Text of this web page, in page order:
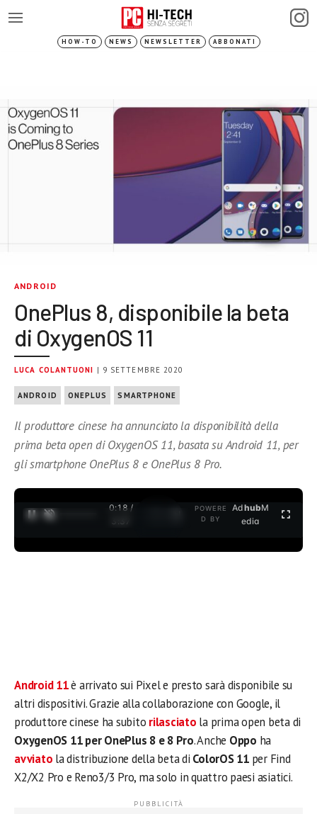
HOW-TO NEWS NEWSLETTER ABBONATI
ANDROID
OnePlus 8, disponibile la beta
di OxygenOS 11
LUCA COLANTUONI | 9 SETTEMBRE 2020
ANDROID ONEPLUS SMARTPHONE
Il produttore cinese ha annunciato la disponibilità della
prima beta open di OxygenOS 11, basata su Android 11, per
gli smartphone OnePlus 8 e OnePlus 8 Pro.
0:19 /
3:37
POWERE
D BY
AdhubM
edia
Android 11è arrivato sui Pixel e presto sarà disponibile su
altri dispositivi. Grazie alla collaborazione con Google, il
produttore cinese ha subito rilasciato la prima open beta di
OxygenOS 11 per OnePlus 8 e 8 Pro. Anche Oppo ha
avviato la distribuzione della beta di ColorOS 11per Find
X2/X2 Pro e Reno3/3 Pro, ma solo in quattro paesi asiatici.